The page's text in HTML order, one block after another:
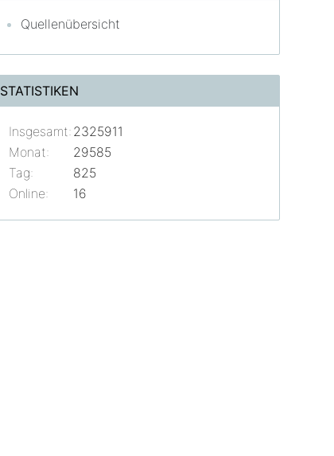
Quellenübersicht
STATISTIKEN
Online: 16
Insgesamt: 2325911
Monat:
29585
Tag:
825